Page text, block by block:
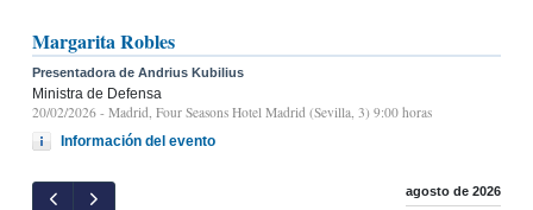
Margarita Robles
Presentadora de Andrius Kubilius
Ministra de Defensa
20/02/2026 - Madrid, Four Seasons Hotel Madrid (Sevilla, 3) 9:00 horas
Información del evento
agosto de 2026